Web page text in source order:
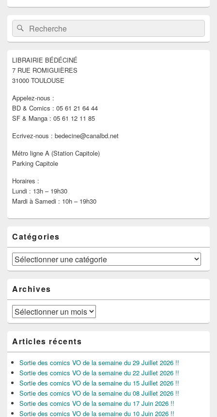
Zone
principale
de
widget
barre
latérale
Recherche :Rechercher
LIBRAIRIE BÉDÉCINÉ
7 RUE ROMIGUIÈRES
31000 TOULOUSE
Appelez-nous :
BD & Comics : 05 61 21 64 44
SF & Manga : 05 61 12 11 85
Ecrivez-nous : bedecine@canalbd.net
Métro ligne A (Station Capitole)
Parking Capitole
Horaires :
Lundi : 13h – 19h30
Mardi à Samedi : 10h – 19h30
Catégories
Catégories
Archives
Archives
Articles récents
Sortie des comics VO de la semaine du 29 Juillet 2026 !!
Sortie des comics VO de la semaine du 22 Juillet 2026 !!
Sortie des comics VO de la semaine du 15 Juillet 2026 !!
Sortie des comics VO de la semaine du 08 Juillet 2026 !!
Sortie des comics VO de la semaine du 17 Juin 2026 !!
Sortie des comics VO de la semaine du 10 Juin 2026 !!